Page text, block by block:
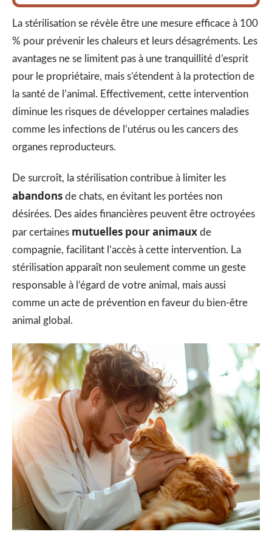
La stérilisation se révèle être une mesure efficace à 100
% pour prévenir les chaleurs et leurs désagréments. Les
avantages ne se limitent pas à une tranquillité d’esprit
pour le propriétaire, mais s’étendent à la protection de
la santé de l’animal. Effectivement, cette intervention
diminue les risques de développer certaines maladies
comme les infections de l’utérus ou les cancers des
organes reproducteurs.
De surcroît, la stérilisation contribue à limiter les
abandons de chats, en évitant les portées non
désirées. Des aides financières peuvent être octroyées
par certaines mutuelles pour animaux de
compagnie, facilitant l’accès à cette intervention. La
stérilisation apparaît non seulement comme un geste
responsable à l’égard de votre animal, mais aussi
comme un acte de prévention en faveur du bien-être
animal global.